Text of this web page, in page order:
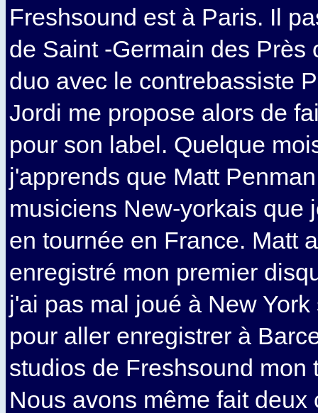
Freshsound est à Paris. Il
de Saint -Germain des Près
duo avec le contrebassiste
Jordi me propose alors de
pour son label. Quelque
j'apprends que Matt
musiciens New-yorkais que
en tournée en France. Matt
enregistré mon premier
j'ai pas mal joué à New
pour aller enregistrer à
studios de Freshsound mon
Nous avons même fait deux